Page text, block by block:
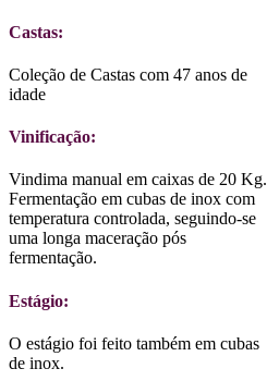
Castas:
Coleção de Castas com 47 anos de
idade
Vinificação:
Vindima manual em caixas de 20 Kg.
Fermentação em cubas de inox com
temperatura controlada, seguindo-se
uma longa maceração pós
fermentação.
Estágio:
O estágio foi feito também em cubas
de inox.